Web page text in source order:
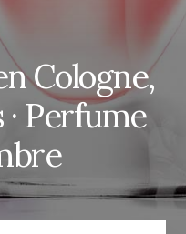
Cologne,
Perfume